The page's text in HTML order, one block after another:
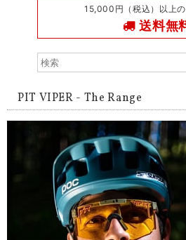
15,000円（税込）以上
送料無
PIT VIPER - The Range